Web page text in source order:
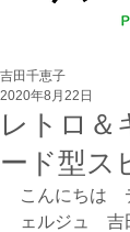
レトロ＆
ード型ス
吉田千恵子
2020年8月22日
こんにちは
ェルジュ　吉